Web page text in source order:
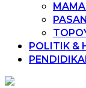
POLITIK &